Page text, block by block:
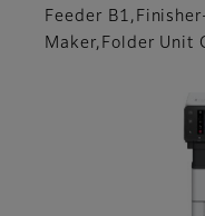
Feeder
Maker,Folder Unit